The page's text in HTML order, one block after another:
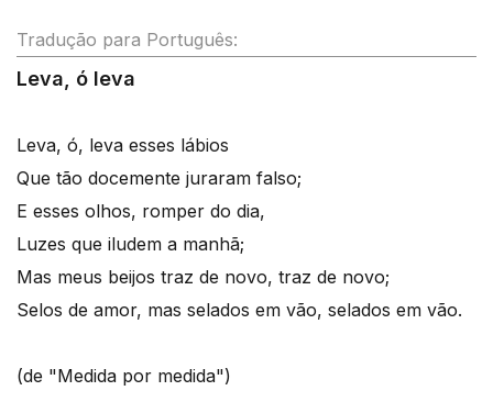
Tradução para Português:
Leva, ó leva
Leva, ó, leva esses lábios
Que tão docemente juraram falso;
E esses olhos, romper do dia,
Luzes que iludem a manhã;
Mas meus beijos traz de novo, traz de novo;
Selos de amor, mas selados em vão, selados em vão.
(de "Medida por medida")